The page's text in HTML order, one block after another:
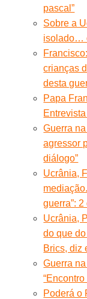
pascal”
Sobre a
isolado…
crianças
desta
Papa
Guerra
agressor
diálogo”
Ucrânia,
guerra”:
Ucrânia,
do que
Brics, diz
Guerra
Poderá o